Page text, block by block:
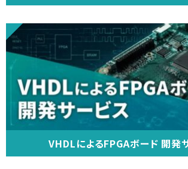
VHDLによるFPGAボード 開発